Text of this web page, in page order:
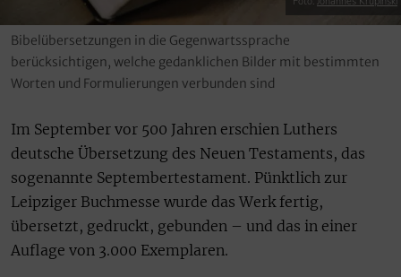
Bibelübersetzungen in die Gegenwartssprache
berücksichtigen, welche gedanklichen Bilder mit bestimmten
Worten und Formulierungen verbunden sind
Im September vor 500 Jahren erschien Luthers
deutsche Übersetzung des Neuen Testaments, das
sogenannte Septembertestament. Pünktlich zur
Leipziger Buchmesse wurde das Werk fertig,
übersetzt, gedruckt, gebunden – und das in einer
Auflage von 3.000 Exemplaren.